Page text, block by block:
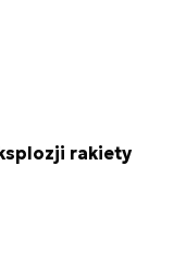
rakiety